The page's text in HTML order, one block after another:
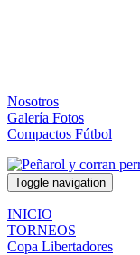
Nosotros
Galería Fotos
Compactos Fútbol
Toggle navigation
INICIO
TORNEOS
Copa Libertadores